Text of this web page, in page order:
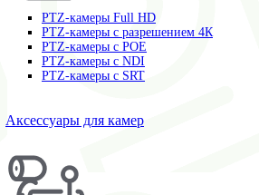
PTZ-камеры Full HD
PTZ-камеры с разрешением 4К
PTZ-камеры с POE
PTZ-камеры c NDI
PTZ-камеры с SRT
Аксессуары для камер